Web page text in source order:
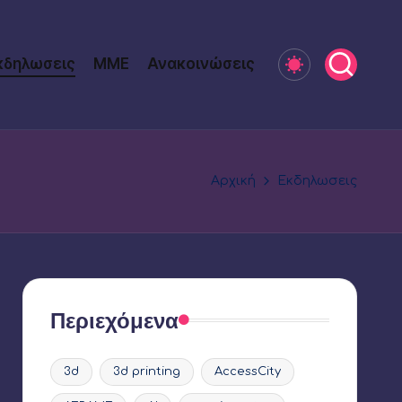
ΜΜΕ Ανακοινώσεις
Αρχική Εκδηλωσεις
Περιεχόμενα
3d 3d printing AccessCity